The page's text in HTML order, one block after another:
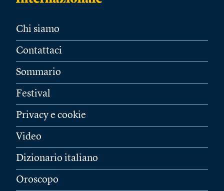
Chi siamo
Contattaci
Sommario
Festival
Privacy e cookie
Video
Dizionario italiano
Oroscopo